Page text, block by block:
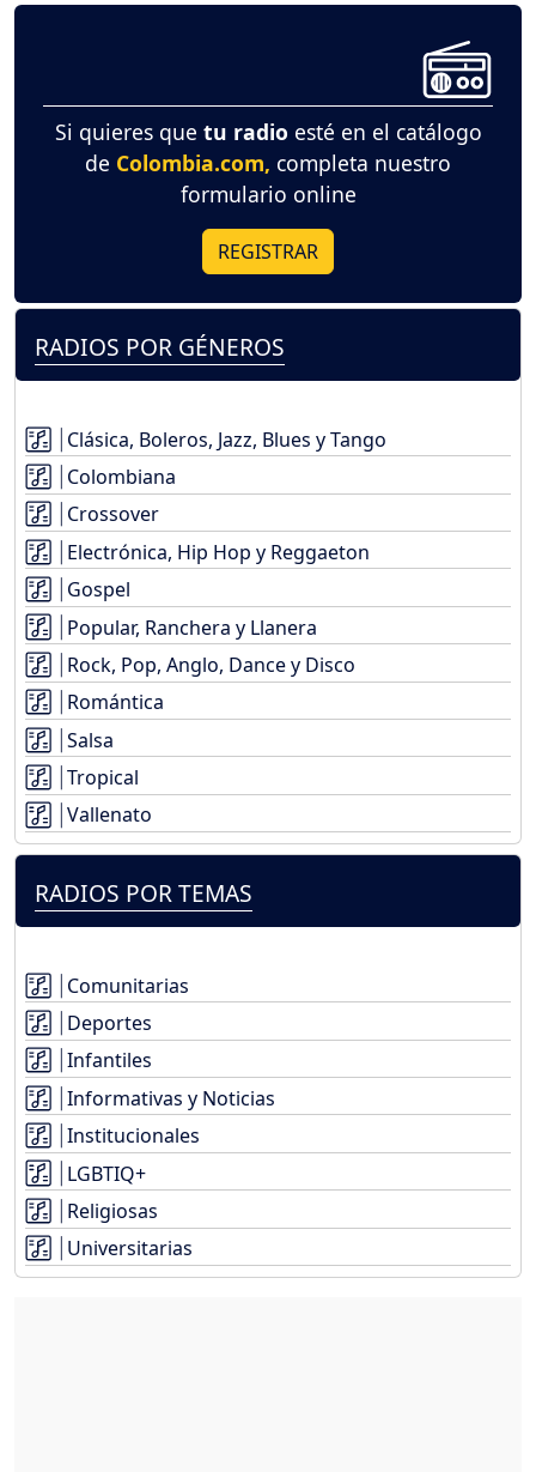
Si quieres que tu radio esté en el catálogo
de Colombia.com, completa nuestro
formulario online
REGISTRAR
RADIOS POR GÉNEROS
Clásica, Boleros, Jazz, Blues y Tango
Colombiana
Crossover
Electrónica, Hip Hop y Reggaeton
Gospel
Popular, Ranchera y Llanera
Rock, Pop, Anglo, Dance y Disco
Romántica
Salsa
Tropical
Vallenato
RADIOS POR TEMAS
Comunitarias
Deportes
Infantiles
Informativas y Noticias
Institucionales
LGBTIQ+
Religiosas
Universitarias